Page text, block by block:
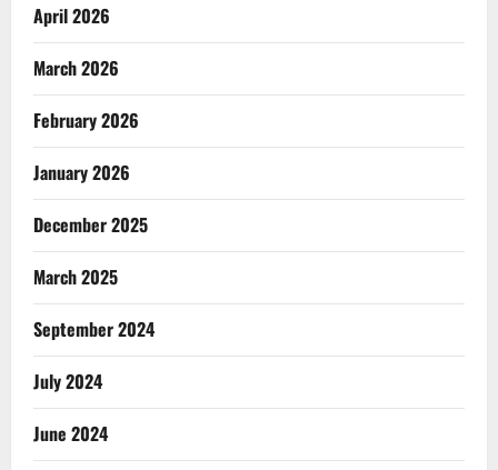
April 2026
March 2026
February 2026
January 2026
December 2025
March 2025
September 2024
July 2024
June 2024